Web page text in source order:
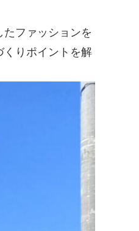
ファッションを
りポイントを解